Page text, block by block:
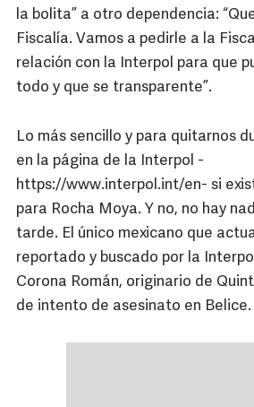
la bolita” a otro dependencia:
Fiscalía. Vamos a pedirle a la
relación con la Interpol para que
todo y que se transparente”.
Lo más sencillo y para quitarnos
en la página de la Interpol -
https://www.interpol.int/en- si
para Rocha Moya. Y no, no hay
tarde. El único mexicano que
reportado y buscado por la
Corona Román, originario de
de intento de asesinato en Belice.